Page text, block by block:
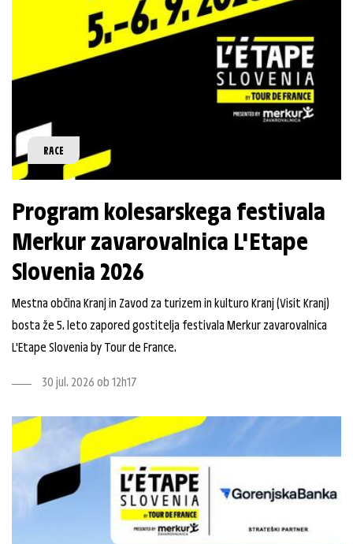
RACE
Program kolesarskega festivala
Merkur zavarovalnica L'Etape
Slovenia 2026
Mestna občina Kranj in Zavod za turizem in kulturo Kranj (Visit Kranj)
bosta že 5. leto zapored gostitelja festivala Merkur zavarovalnica
L'Etape Slovenia by Tour de France.
30 jul. 2026 ob 12h17